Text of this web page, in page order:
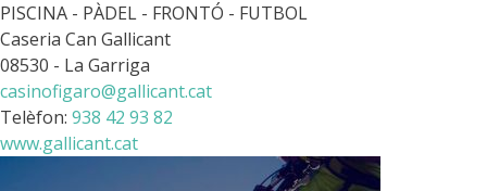
PISCINA - PÀDEL - FRONTÓ - FUTBOL
Caseria Can Gallicant
08530 - La Garriga
casinofigaro@gallicant.cat
Telèfon: 938 42 93 82
www.gallicant.cat